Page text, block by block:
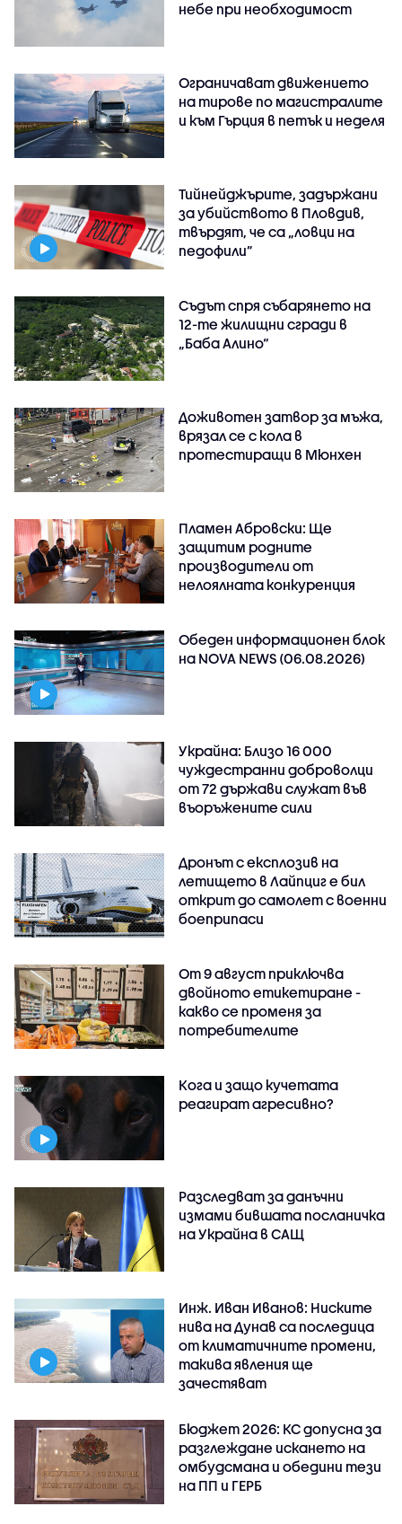
небе при необходимост
Ограничават движението
на тирове по магистралите
и към Гърция в петък и неделя
Тийнейджърите, задържани
за убийството в Пловдив,
твърдят, че са „ловци на
педофили”
Съдът спря събарянето на
12-те жилищни сгради в
„Баба Алино“
Доживотен затвор за мъжа,
врязал се с кола в
протестиращи в Мюнхен
Пламен Абровски: Ще
защитим родните
производители от
нелоялната конкуренция
Обеден информационен блок
на NOVA NEWS (06.08.2026)
Украйна: Близо 16 000
чуждестранни доброволци
от 72 държави служат във
въоръжените сили
Дронът с експлозив на
летището в Лайпциг е бил
открит до самолет с военни
боеприпаси
От 9 август приключва
двойното етикетиране -
какво се променя за
потребителите
Кога и защо кучетата
реагират агресивно?
Разследват за данъчни
измами бившата посланичка
на Украйна в САЩ
Инж. Иван Иванов: Ниските
нива на Дунав са последица
от климатичните промени,
такива явления ще
зачестяват
Бюджет 2026: КС допусна за
разглеждане искането на
омбудсмана и обедини тези
на ПП и ГЕРБ